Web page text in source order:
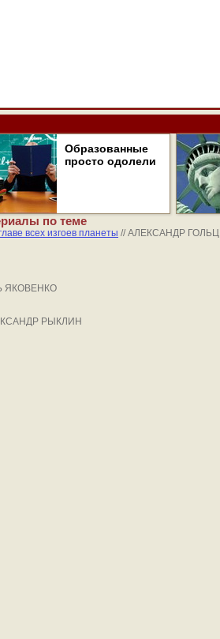
Образованные
просто одолели
по теме
всех изгоев планеты // АЛЕКСАНДР ГОЛЬЦ
ЯКОВЕНКО
РЫКЛИН